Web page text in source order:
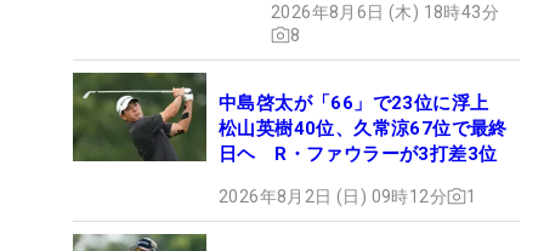
2026年8月6日 (木) 18時43分
8
中島啓太が「66」で23位に浮上
松山英樹40位、久常涼67位で最終
日ヘ R・ファウラーが3打差3位
2026年8月2日 (日) 09時12分 1